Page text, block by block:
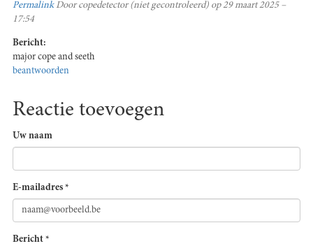
PermalinkDoorcopedetector (niet gecontroleerd) op 29 maart 2025 –
17:54
Bericht:
major cope and seeth
beantwoorden
Reactie toevoegen
Uw naam
E-mailadres *
Bericht *